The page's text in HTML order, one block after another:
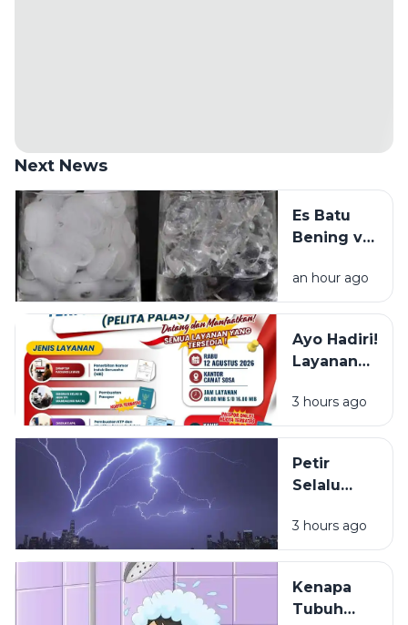
Next News
Es Batu
Bening vs
Putih, Apa
Bedanya?
an hour ago
Ayo Hadiri!
Layanan
Pajak Dan
Paspor
Warga
Sosa
3 hours ago
Petir
Selalu
Lebih Dulu
daripada
3 hours ago
Kenapa
Tubuh